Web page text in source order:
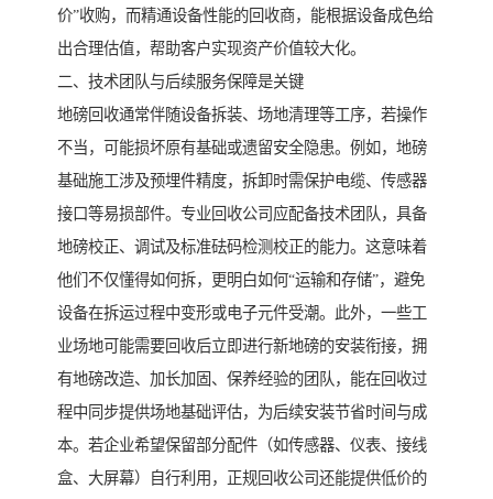
价”收购，而精通设备性能的回收商，能根据设备成色给
出合理估值，帮助客户实现资产价值较大化。
二、技术团队与后续服务保障是关键
地磅回收通常伴随设备拆装、场地清理等工序，若操作
不当，可能损坏原有基础或遗留安全隐患。例如，地磅
基础施工涉及预埋件精度，拆卸时需保护电缆、传感器
接口等易损部件。专业回收公司应配备技术团队，具备
地磅校正、调试及标准砝码检测校正的能力。这意味着
他们不仅懂得如何拆，更明白如何“运输和存储”，避免
设备在拆运过程中变形或电子元件受潮。此外，一些工
业场地可能需要回收后立即进行新地磅的安装衔接，拥
有地磅改造、加长加固、保养经验的团队，能在回收过
程中同步提供场地基础评估，为后续安装节省时间与成
本。若企业希望保留部分配件（如传感器、仪表、接线
盒、大屏幕）自行利用，正规回收公司还能提供低价的